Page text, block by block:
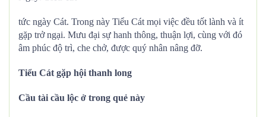
tức ngày Cát. Trong này Tiểu Cát mọi việc đều tốt lành và ít
gặp trở ngại. Mưu đại sự hanh thông, thuận lợi, cùng với đó
âm phúc độ trì, che chở, được quý nhân nâng đỡ.
Tiểu Cát gặp hội thanh long
Cầu tài cầu lộc ở trong quẻ này